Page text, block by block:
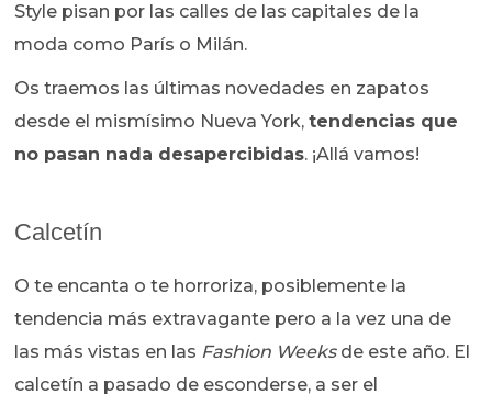
Style pisan por las calles de las capitales de la
moda como París o Milán.
Os traemos las últimas novedades en zapatos
desde el mismísimo Nueva York,tendencias que
no pasan nada desapercibidas. ¡Allá vamos!
Calcetín
O te encanta o te horroriza, posiblemente la
tendencia más extravagante pero a la vez una de
las más vistas en las Fashion Weeks de este año. El
calcetín a pasado de esconderse, a ser el